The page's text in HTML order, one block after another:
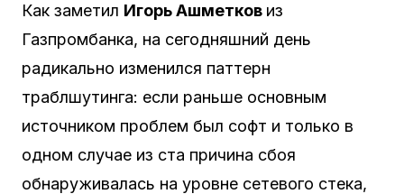
Как заметил Игорь Ашметков из
Газпромбанка, на сегодняшний день
радикально изменился паттерн
траблшутинга: если раньше основным
источником проблем был софт и только в
одном случае из ста причина сбоя
обнаруживалась на уровне сетевого стека,